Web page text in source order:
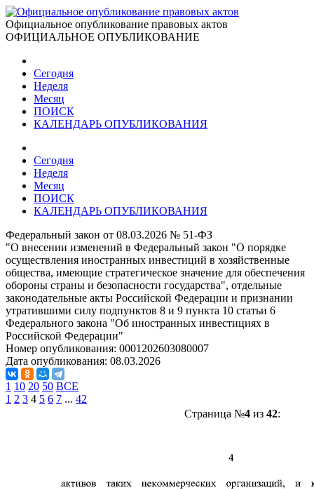
Официальное опубликование правовых актов
ОФИЦИАЛЬНОЕ ОПУБЛИКОВАНИЕ
Сегодня
Неделя
Месяц
ПОИСК
КАЛЕНДАРЬ ОПУБЛИКОВАНИЯ
Сегодня
Неделя
Месяц
ПОИСК
КАЛЕНДАРЬ ОПУБЛИКОВАНИЯ
Федеральный закон от 08.03.2026 № 51-ФЗ
"О внесении изменений в Федеральный закон "О порядке
осуществления иностранных инвестиций в хозяйственные
общества, имеющие стратегическое значение для обеспечения
обороны страны и безопасности государства", отдельные
законодательные акты Российской Федерации и признании
утратившими силу подпунктов 8 и 9 пункта 10 статьи 6
Федерального закона "Об иностранных инвестициях в
Российской Федерации"
Номер опубликования: 0001202603080007
Дата опубликования: 08.03.2026
1 10 20 50 ВСЕ
1 2 3 4 5 6 7 ... 42
Страница №4из 42: